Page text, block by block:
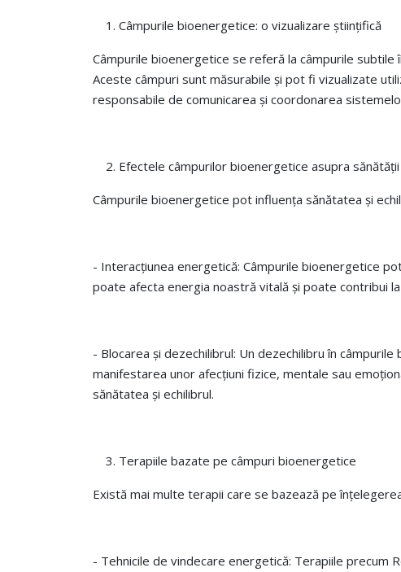
Câmpurile bioenergetice: o vizualizare științifică
Câmpurile bioenergetice se referă la câmpurile
Aceste câmpuri sunt măsurabile și pot fi vizualizate
responsabile de comunicarea și coordonarea
Efectele câmpurilor bioenergetice asupra sănătății
Câmpurile bioenergetice pot influența sănătatea și
- Interacțiunea energetică: Câmpurile bioenergetice
poate afecta energia noastră vitală și poate contribui
- Blocarea și dezechilibrul: Un dezechilibru în
manifestarea unor afecțiuni fizice, mentale sau
sănătatea și echilibrul.
Terapiile bazate pe câmpuri bioenergetice
Există mai multe terapii care se bazează pe
- Tehnicile de vindecare energetică: Terapiile precum